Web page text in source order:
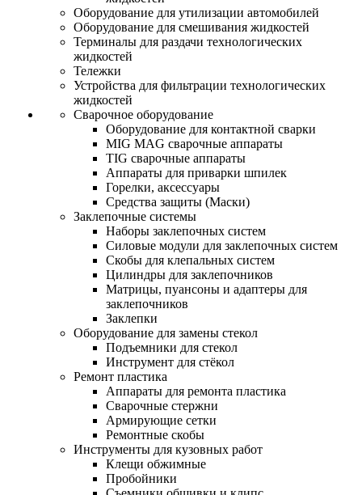
Оборудование для утилизации автомобилей
Оборудование для смешивания жидкостей
Терминалы для раздачи технологических
жидкостей
Тележки
Устройства для фильтрации технологических
жидкостей
Сварочное оборудование
Оборудование для контактной сварки
MIG MAG сварочные аппараты
TIG сварочные аппараты
Аппараты для приварки шпилек
Горелки, аксессуары
Средства защиты (Маски)
Заклепочные системы
Наборы заклепочных систем
Силовые модули для заклепочных систем
Скобы для клепальных систем
Цилиндры для заклепочников
Матрицы, пуансоны и адаптеры для
заклепочников
Заклепки
Оборудование для замены стекол
Подъемники для стекол
Инструмент для стёкол
Ремонт пластика
Аппараты для ремонта пластика
Сварочные стержни
Армирующие сетки
Ремонтные скобы
Инструменты для кузовных работ
Клещи обжимные
Пробойники